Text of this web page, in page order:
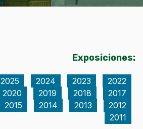
Exposiciones:
2025 2024 2023
2022
2020 2019 2018
2017
2015 2014 2013
2012
2011